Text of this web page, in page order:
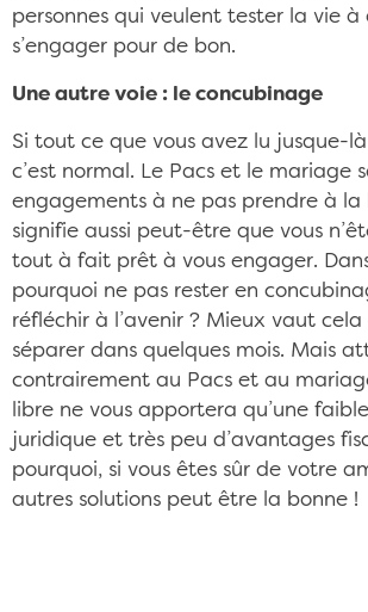
personnes qui veulent tester la vie
s’engager pour de bon.
Une autre voie : le concubinage
Si tout ce que vous avez lu jusque-
c’est normal. Le Pacs et le mariage
engagements à ne pas prendre à la
signifie aussi peut-être que vous
tout à fait prêt à vous engager.
pourquoi ne pas rester en
réfléchir à l’avenir ? Mieux vaut cela
séparer dans quelques mois. Mais
contrairement au Pacs et au
libre ne vous apportera qu’une
juridique et très peu d’avantages
pourquoi, si vous êtes sûr de votre
autres solutions peut être la bonne !